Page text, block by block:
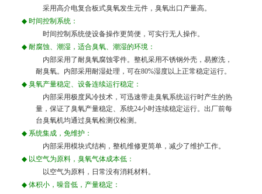
采用高介电复合板式臭氧发生元件，臭氧出口产量高。
◆ 时间控制系统：
时间控制系统使设备操作更简便，可实行无人操作。
◆ 耐腐蚀、潮湿，适合臭氧、潮湿的环境：
内部采用了耐臭氧腐蚀零件。整机采用不锈钢外壳，易擦洗，
耐臭氧。内部采用耐湿处理，可在80%湿度以上正常稳定运行。
◆ 臭氧产量稳定、设备连续运行稳定：
内部采用极度风冷技术，可迅速带走臭氧系统运行时产生的热
量，保证了臭氧产量稳定、系统24小时连续稳定运行。出厂前每
台臭氧机均通过臭氧检测仪检测。
◆ 系统集成，免维护：
内部采用模块式结构，整机维修更简单，减少了维护工作。
◆ 以空气为原料，臭氧气体成本低：
以空气为原料，日常没有消耗材料。
◆ 体积小，噪音低，产量稳定：